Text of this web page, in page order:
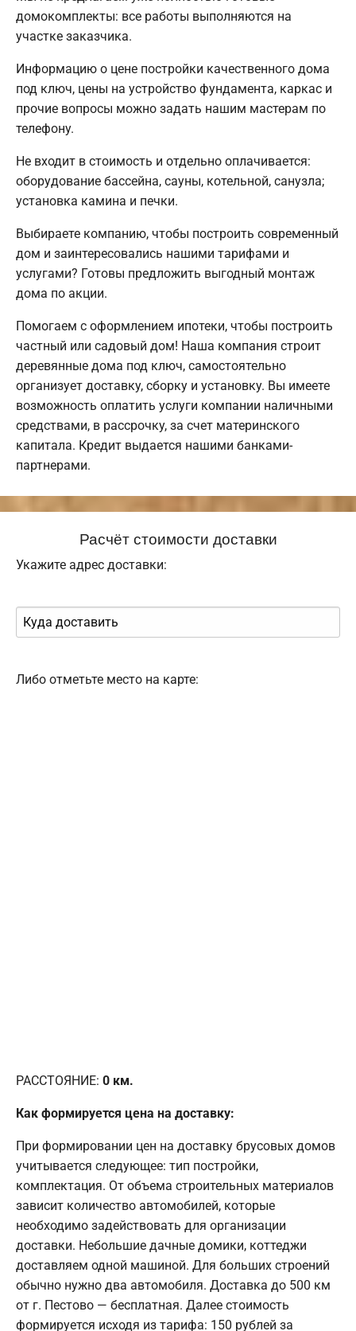
домокомплекты: все работы выполняются на
участке заказчика.
Информацию о цене постройки качественного дома
под ключ, цены на устройство фундамента, каркас и
прочие вопросы можно задать нашим мастерам по
телефону.
Не входит в стоимость и отдельно оплачивается:
оборудование бассейна, сауны, котельной, санузла;
установка камина и печки.
Выбираете компанию, чтобы построить современный
дом и заинтересовались нашими тарифами и
услугами? Готовы предложить выгодный монтаж
дома по акции.
Помогаем с оформлением ипотеки, чтобы построить
частный или садовый дом! Наша компания строит
деревянные дома под ключ, самостоятельно
организует доставку, сборку и установку. Вы имеете
возможность оплатить услуги компании наличными
средствами, в рассрочку, за счет материнского
капитала. Кредит выдается нашими банками-
партнерами.
Расчёт стоимости доставки
Укажите адрес доставки:
Либо отметьте место на карте:
РАССТОЯНИЕ: 0 км.
Как формируется цена на доставку:
При формировании цен на доставку брусовых домов
учитывается следующее: тип постройки,
комплектация. От объема строительных материалов
зависит количество автомобилей, которые
необходимо задействовать для организации
доставки. Небольшие дачные домики, коттеджи
доставляем одной машиной. Для больших строений
обычно нужно два автомобиля. Доставка до 500 км
от г. Пестово — бесплатная. Далее стоимость
формируется исходя из тарифа: 150 рублей за